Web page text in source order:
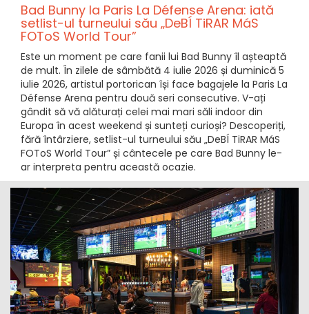
Bad Bunny la Paris La Défense Arena: iată
setlist-ul turneului său „DeBÍ TiRAR MáS
FOToS World Tour”
Este un moment pe care fanii lui Bad Bunny îl așteaptă
de mult. În zilele de sâmbătă 4 iulie 2026 și duminică 5
iulie 2026, artistul portorican își face bagajele la Paris La
Défense Arena pentru două seri consecutive. V-ați
gândit să vă alăturați celei mai mari săli indoor din
Europa în acest weekend și sunteți curioși? Descoperiți,
fără întârziere, setlist-ul turneului său „DeBÍ TiRAR MáS
FOToS World Tour” și cântecele pe care Bad Bunny le-
ar interpreta pentru această ocazie.